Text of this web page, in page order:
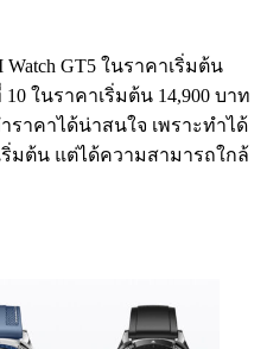
GT5 ในราคาเริ่มต้น
10 ในราคาเริ่มต้น 14,900 บาท
ราคาได้น่าสนใจ เพราะทำได้
ริ่มต้น แต่ได้ความสามารถใกล้